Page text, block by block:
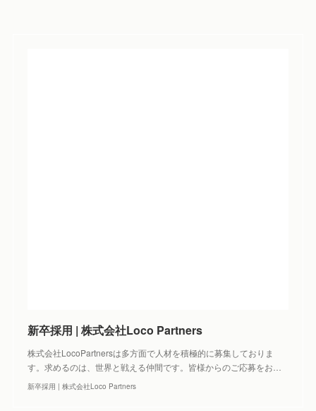
新卒採用 | 株式会社Loco Partners
株式会社LocoPartnersは多方面で人材を積極的に募集しておりま
す。求めるのは、世界と戦える仲間です。皆様からのご応募をお…
新卒採用 | 株式会社Loco Partners